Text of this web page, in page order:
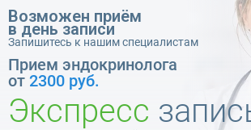
Возможен приём
в день записи
Запишитесь к нашим специалистам
Прием эндокринолога
от 2300 руб.
Экспресс